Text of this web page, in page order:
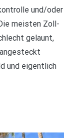
und/oder
meisten Zoll-
gelaunt,
und eigentlich